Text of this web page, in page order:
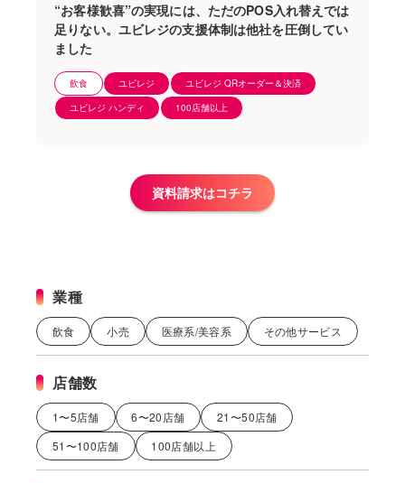
“お客様歓喜”の実現には、ただのPOS入れ替えでは
足りない。ユビレジの支援体制は他社を圧倒してい
ました
飲食 ユビレジ
ユビレジ QRオーダー＆決済
ユビレジ ハンディ
100店舗以上
資料請求はコチラ
業種
飲食 小売 医療系/美容系 その他サービス
店舗数
1〜5店舗 6〜20店舗
21〜50店舗
51〜100店舗
100店舗以上